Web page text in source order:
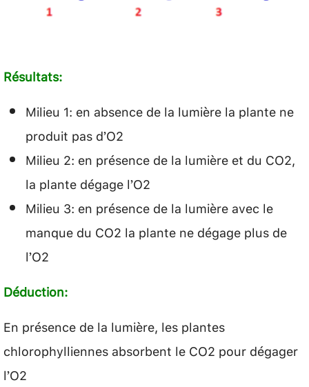
Résultats:
Milieu 1: en absence de la lumière la plante ne
produit pas d’O2
Milieu 2: en présence de la lumière et du CO2,
la plante dégage l’O2
Milieu 3: en présence de la lumière avec le
manque du CO2 la plante ne dégage plus de
l’O2
Déduction:
En présence de la lumière, les plantes
chlorophylliennes absorbent le CO2 pour dégager
l’O2